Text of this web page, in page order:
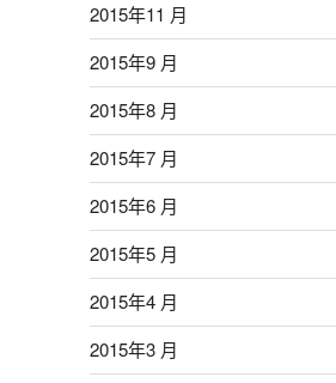
2015年11 月
2015年9 月
2015年8 月
2015年7 月
2015年6 月
2015年5 月
2015年4 月
2015年3 月